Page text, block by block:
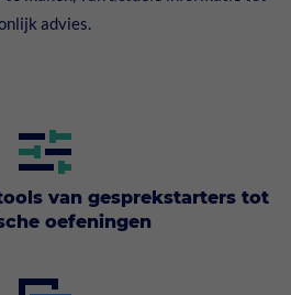
advies.
van gesprekstarters tot
oefeningen